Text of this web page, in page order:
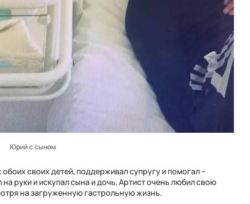
Юрий с сыном
своих детей, поддерживал супругу и помогал –
руки и искупал сына и дочь. Артист очень любил свою
на загруженную гастрольную жизнь.